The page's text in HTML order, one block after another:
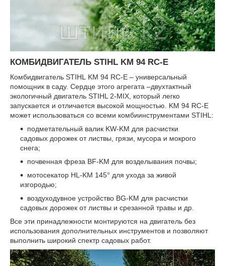
КОМБИДВИГАТЕЛЬ STIHL KM 94 RC-E
Комбидвигатель STIHL KM 94 RC-E – универсальный
помощник в саду. Сердце этого агрегата –двухтактный
экологичный двигатель STIHL 2-MIX, который легко
запускается и отличается высокой мощностью. KM 94 RC-E
может использоваться со всеми комбиинструментами STIHL:
подметательный валик KW-KM для расчистки
садовых дорожек от листвы, грязи, мусора и мокрого
снега;
почвенная фреза BF-KM для возделывания почвы;
мотосекатор HL-KM 145° для ухода за живой
изгородью;
воздуходувное устройство BG-KM для расчистки
садовых дорожек от листвы и срезанной травы и др.
Все эти принадлежности монтируются на двигатель без
использования дополнительных инструментов и позволяют
выполнить широкий спектр садовых работ.